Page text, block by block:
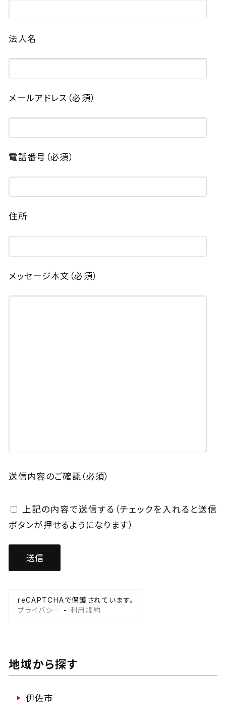
法人名
メールアドレス （必須）
電話番号 （必須）
住所
メッセージ本文 （必須）
送信内容のご確認 （必須）
上記の内容で送信する（チェックを入れると送信
ボタンが押せるようになります）
reCAPTCHAで保護されています。
プライバシー
- 利用規約
地域から探す
伊佐市